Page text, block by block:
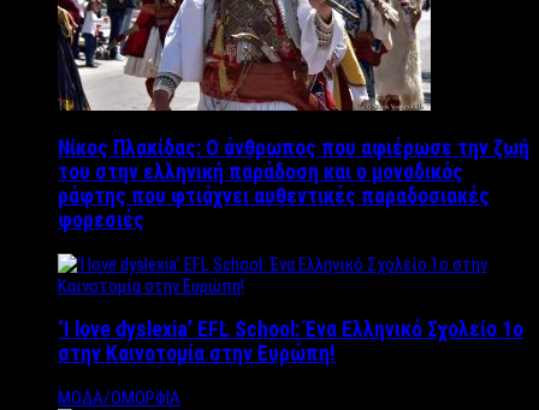
Νίκος Πλακίδας: O άνθρωπος που αφιέρωσε την ζωή
του στην ελληνική παράδοση και ο μοναδικός
ράφτης που φτιάχνει αυθεντικές παραδοσιακές
φορεσιές
‘Ι love dyslexia’ EFL School: Ένα Ελληνικό Σχολείo 1ο
στην Καινοτομία στην Ευρώπη!
ΜΟΔΑ/ΟΜΟΡΦΙΑ